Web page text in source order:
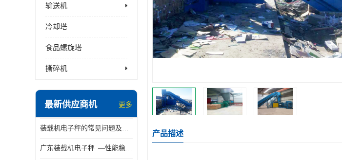
输送机
冷却塔
食品螺旋塔
撕碎机
最新供应商机 更多
装载机电子秤的常见问题及解决方法介绍
广东装载机电子秤_—性能稳定—操作简单—品质可靠
产品描述